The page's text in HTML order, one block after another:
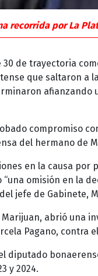
recorrida por La
de trayectoria
que saltaron a
compromiso
del hermano de
en la causa
omisión en la
jefe de Gabinete,
abrió una
Pagano, contra
diputado
y 2024.